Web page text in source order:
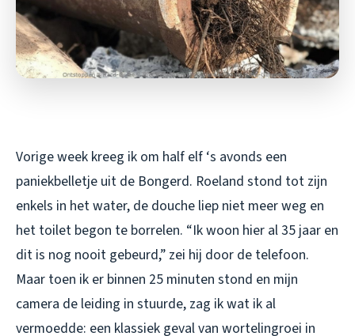
Vorige week kreeg ik om half elf ‘s avonds een
paniekbelletje uit de Bongerd. Roeland stond tot zijn
enkels in het water, de douche liep niet meer weg en
het toilet begon te borrelen. “Ik woon hier al 35 jaar en
dit is nog nooit gebeurd,” zei hij door de telefoon.
Maar toen ik er binnen 25 minuten stond en mijn
camera de leiding in stuurde, zag ik wat ik al
vermoedde: een klassiek geval van wortelingroei in